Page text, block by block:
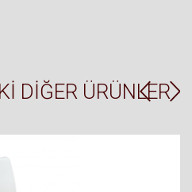
DIĞER ÜRÜNLER